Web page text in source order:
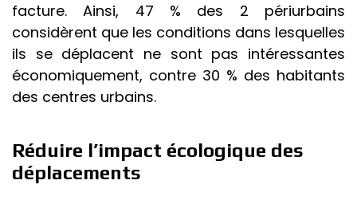
facture. Ainsi, 47 % des 2 périurbains
considèrent que les conditions dans lesquelles
ils se déplacent ne sont pas intéressantes
économiquement, contre 30 % des habitants
des centres urbains.
Réduire l’impact écologique des
déplacements